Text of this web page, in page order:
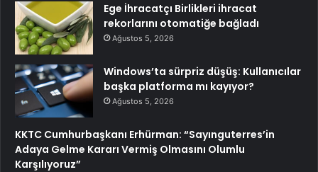
Ege İhracatçı Birlikleri ihracat
rekorlarını otomatiğe bağladı
Ağustos 5, 2026
Windows’ta sürpriz düşüş: Kullanıcılar
başka platforma mı kayıyor?
Ağustos 5, 2026
KKTC Cumhurbaşkanı Erhürman: “Sayınguterres’in
Adaya Gelme Kararı Vermiş Olmasını Olumlu
Karşılıyoruz”